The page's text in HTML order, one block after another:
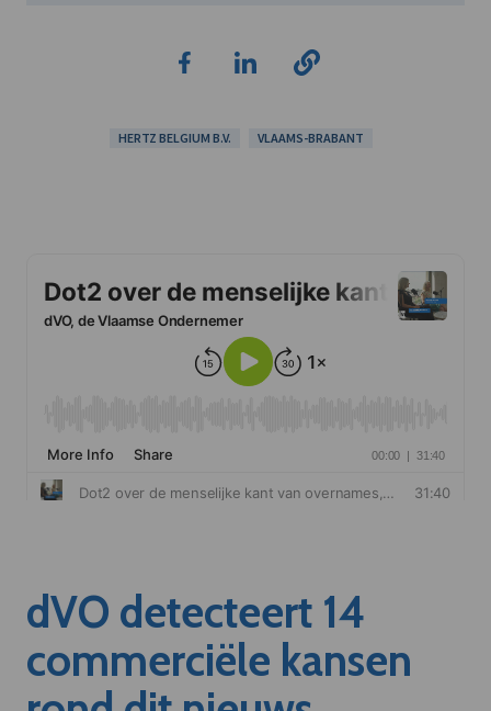
HERTZ BELGIUM B.V. VLAAMS-BRABANT
dVO detecteert 14
commerciële kansen